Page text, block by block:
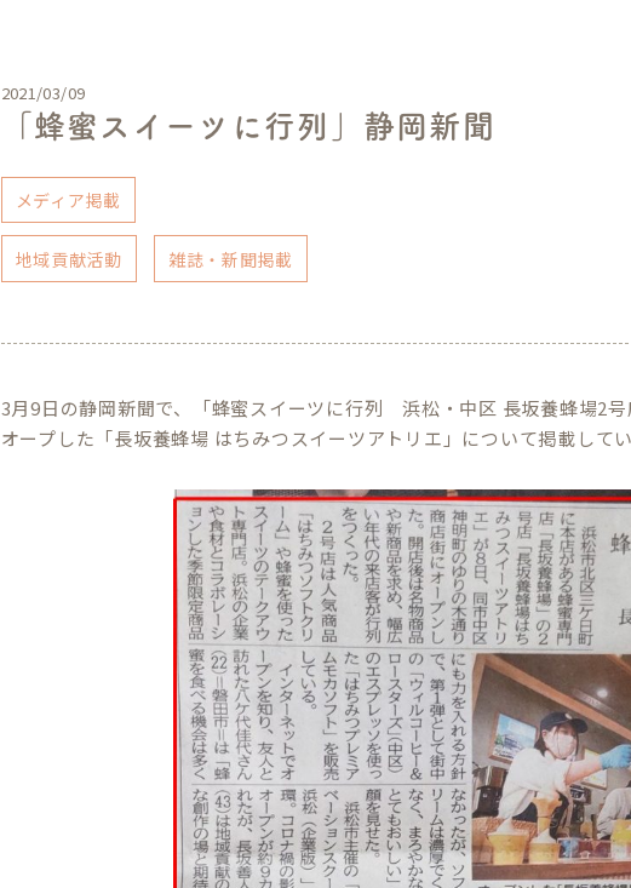
2021/03/09
「蜂蜜スイーツに行列」静岡新聞
メディア掲載
地域貢献活動 雑誌・新聞掲載
3月9日の静岡新聞で、「蜂蜜スイーツに行列 浜松・中区 長坂養蜂場2
オープした「長坂養蜂場 はちみつスイーツアトリエ」について掲載して